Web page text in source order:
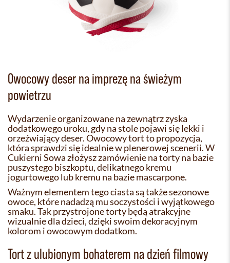
Owocowy deser na imprezę na świeżym
powietrzu
Wydarzenie organizowane na zewnątrz zyska
dodatkowego uroku, gdy na stole pojawi się lekki i
orzeźwiający deser. Owocowy tort to propozycja,
która sprawdzi się idealnie w plenerowej scenerii. W
Cukierni Sowa złożysz zamówienie na torty na bazie
puszystego biszkoptu, delikatnego kremu
jogurtowego lub kremu na bazie mascarpone.
Ważnym elementem tego ciasta są także sezonowe
owoce, które nadadzą mu soczystości i wyjątkowego
smaku. Tak przystrojone torty będą atrakcyjne
wizualnie dla dzieci, dzięki swoim dekoracyjnym
kolorom i owocowym dodatkom.
Tort z ulubionym bohaterem na dzień filmowy